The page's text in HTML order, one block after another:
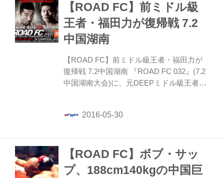
【ROAD FC】前ミドル級
王者・福田力が復帰戦 7.2
中国湖南
【ROAD FC】前ミドル級王者・福田力が
復帰戦 7.2中国湖南 『ROAD FC 032』(7.2
中国湖南大会)に、元DEEPミドル級王者で
【ROAD FC】ボブ・サッ
プ、188cm140kgの中国巨